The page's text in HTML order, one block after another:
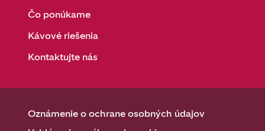
Čo ponúkame
Kávové riešenia
Kontaktujte nás
Oznámenie o ochrane osobných údajov